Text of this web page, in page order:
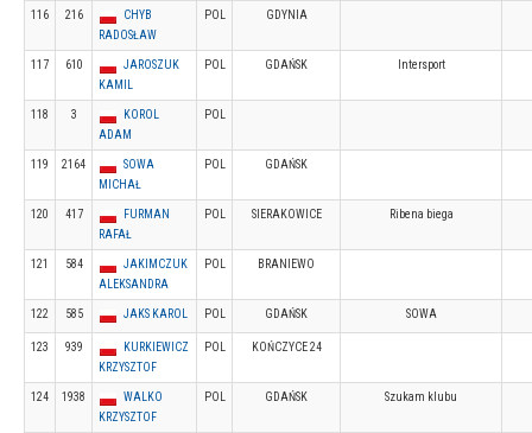
116 216
CHYB
RADOSŁAW
POL GDYNIA
117 610
JAROSZUK
KAMIL
POL GDAŃSK Intersport
118 3
KOROL
ADAM
POL
119 2164
SOWA
MICHAŁ
POL GDAŃSK
120 417
FURMAN
RAFAŁ
POL SIERAKOWICE Ribena biega
121 584
JAKIMCZUK
ALEKSANDRA
POL BRANIEWO
122 585 JAKS KAROL POL GDAŃSK SOWA
123 939
KURKIEWICZ
KRZYSZTOF
POL KOŃCZYCE 24
124 1938
WALKO
KRZYSZTOF
POL GDAŃSK Szukam klubu